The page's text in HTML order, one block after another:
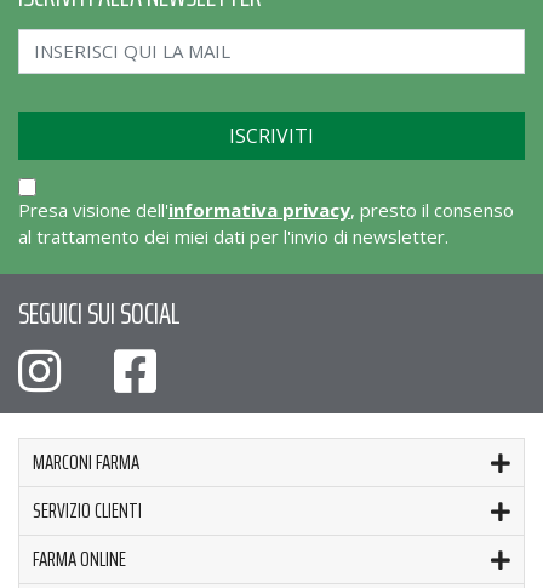
Presa visione dell'informativa privacy, presto il consenso
al trattamento dei miei dati per l'invio di newsletter.
SEGUICI SUI SOCIAL
MARCONI FARMA
SERVIZIO CLIENTI
FARMA ONLINE